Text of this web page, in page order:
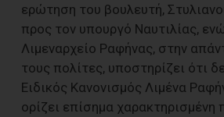
ερώτηση του βουλευτή,
προς τον υπουργό Ναυτιλίας,
Λιμεναρχείο Ραφήνας, στην
τους πολίτες, υποστηρίζει ότι
Ειδικός Κανονισμός Λιμένα
ορίζει επίσημα χαρακτηρισμένη